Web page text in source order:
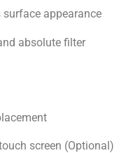
appearance
absolute filter
screen (Optional)